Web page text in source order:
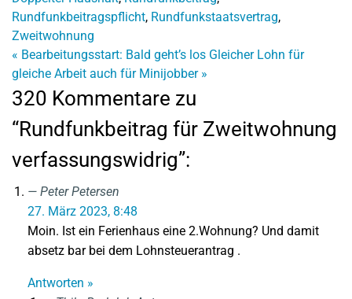
Rundfunkbeitragspflicht, Rundfunkstaatsvertrag,
Zweitwohnung
« Bearbeitungsstart: Bald geht’s los Gleicher Lohn für
gleiche Arbeit auch für Minijobber »
320 Kommentare zu
“Rundfunkbeitrag für Zweitwohnung
verfassungswidrig”:
Peter Petersen
27. März 2023, 8:48
Moin. Ist ein Ferienhaus eine 2.Wohnung? Und damit
absetz bar bei dem Lohnsteuerantrag .
Antworten »